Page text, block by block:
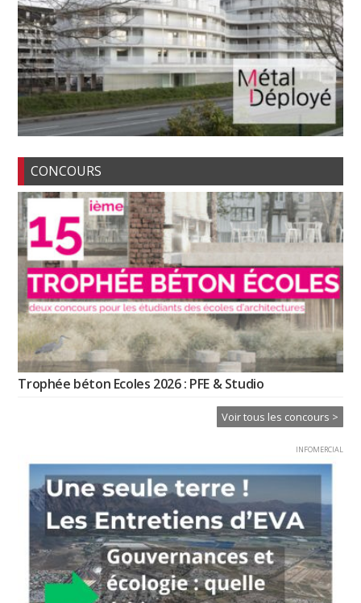
CONCOURS
Trophée béton Ecoles 2026 : PFE & Studio
Voir tous les concours >
INFOMERCIAL